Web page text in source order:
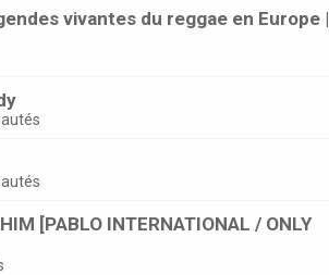
vivantes du reggae en Europe |
[PABLO INTERNATIONAL / ONLY